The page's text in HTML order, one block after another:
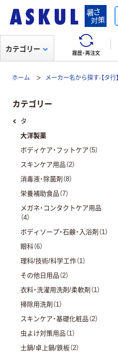
履歴・再注文
カテゴリー
ホーム メーカー名から探す-【タ行】
カテゴリー
タ
大洋製薬
ボディケア・フットケア（5）
スキンケア用品（2）
消毒液・除菌剤（8）
栄養補助食品（7）
メガネ・コンタクトケア用品
（4）
ボディソープ・石鹸・入浴剤（1）
眼科（6）
理科/技術/科学工作（1）
その他日用品（2）
衣料・洗濯用洗剤/柔軟剤（1）
掃除用洗剤（1）
スキンケア・基礎化粧品（2）
虫よけ対策用品（1）
土鍋/卓上鍋/鉄板（2）